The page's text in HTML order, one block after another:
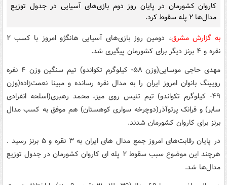
کاروان کشورمان در پایان روز دوم بازی‌های آسیایی در جدول توزیع
مدال‌ها ۲ پله سقوط کرد.
به گزارش مشرق
، دومین روز بازی‌های آسیایی هانگژو امروز با کسب ۲
نقره و ۴ برنز دیگر برای کشورمان پیگیری شد.
مهدی حاجی موسایی(وزن ۵۸- کیلوگرم تکواندو) تیم سنگین وزن ۴ نفره
رویینگ بانوان امروز ایران را به مدال نقره رسانده و مبینا نعمت‌زاده(وزن
۴۹- کیلوگرم تکواندو) تیم تنیس روی میز، محمد رهبری(اسلحه انفرادی
سابر) و فرانک پرتوآذر(دوچرخه سواری کوهستان) هم موفق به کسب مدال
برنز برای کاروان کشورمان شدند.
در پایان رقابت‌های امروز جمع مدال های ایران به ۳ نقره و ۵ برنز رسید .
هرچند این موضوع سبب سقوط ۲ پله ای کاروان کشورمان در جدول توزیع
مدال‌ها شد.